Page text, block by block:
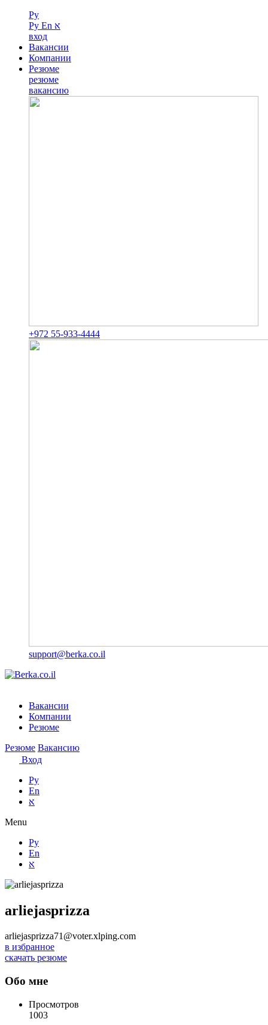
Ру
Ру En א
вход
Вакансии
Компании
Резюме
резюме
вакансию
+972 55-933-4444
support@berka.co.il
Вакансии
Компании
Резюме
Резюме Вакансию
Вход
Ру
En
א
Menu
Ру
En
א
arliejasprizza
arliejasprizza71@voter.xlping.com
в избранное
скачать резюме
Обо мне
Просмотров
1003